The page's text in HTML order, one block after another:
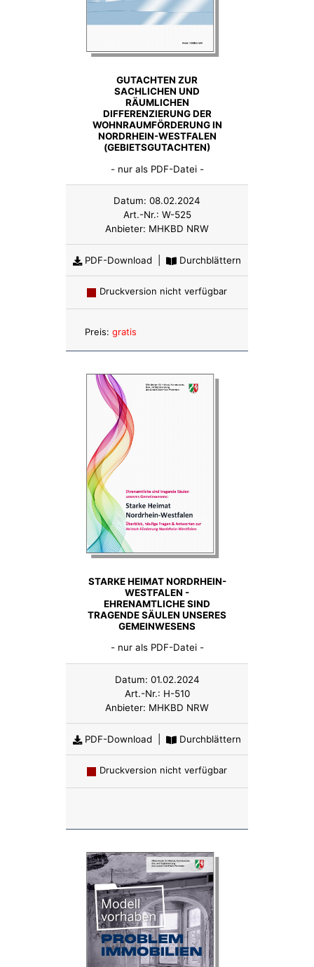
GUTACHTEN ZUR
SACHLICHEN UND
RÄUMLICHEN
DIFFERENZIERUNG DER
WOHNRAUMFÖRDERUNG IN
NORDRHEIN-WESTFALEN
(GEBIETSGUTACHTEN)
- nur als PDF-Datei -
Datum: 08.02.2024
Art.-Nr.: W-525
Anbieter: MHKBD NRW
PDF-Download Durchblättern
Druckversion nicht verfügbar
Preis: gratis
STARKE HEIMAT NORDRHEIN-
WESTFALEN -
EHRENAMTLICHE SIND
TRAGENDE SÄULEN UNSERES
GEMEINWESENS
- nur als PDF-Datei -
Datum: 01.02.2024
Art.-Nr.: H-510
Anbieter: MHKBD NRW
PDF-Download Durchblättern
Druckversion nicht verfügbar